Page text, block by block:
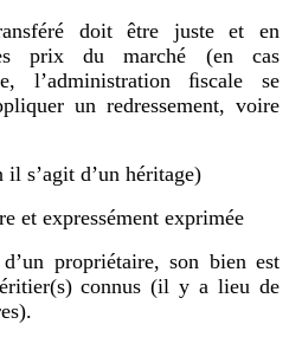
doit être juste et en
prix du marché (en cas
l’administration ﬁscale se
un redressement, voire
s’agit d’un héritage)
et expressément exprimée
propriétaire, son bien est
connus (il y a lieu de